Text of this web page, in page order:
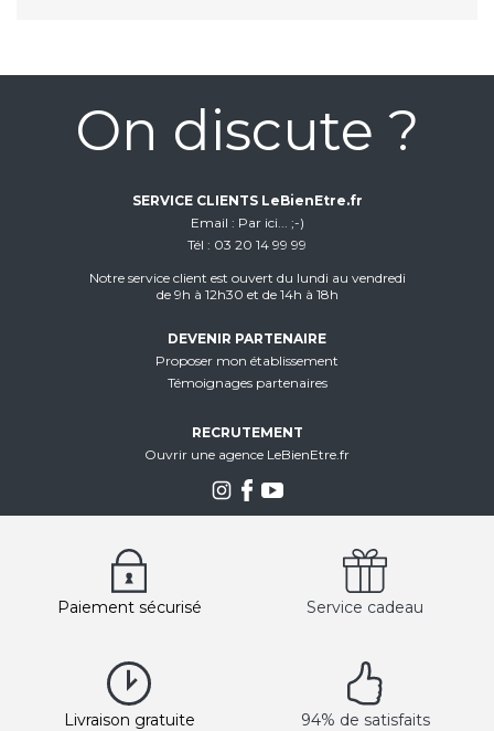
On discute ?
SERVICE CLIENTS LeBienEtre.fr
Email
Par ici... ;-)
Tél
03 20 14 99 99
Notre service client est ouvert du lundi au vendredi
de 9h à 12h30 et de 14h à 18h
DEVENIR PARTENAIRE
Proposer mon établissement
Témoignages partenaires
RECRUTEMENT
Ouvrir une agence LeBienEtre.fr
Paiement sécurisé Service cadeau
Livraison gratuite 94% de satisfaits